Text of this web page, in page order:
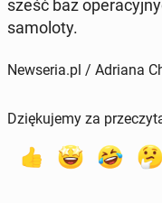
sześć baz
sa­mo­lo­ty.
Newseria.pl / Adriana
Dziękujemy za